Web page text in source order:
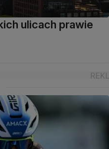
ulicach prawie